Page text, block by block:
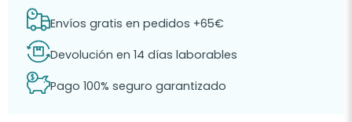
Envíos gratis en pedidos +65€
Devolución en 14 días laborables
Pago 100% seguro garantizado